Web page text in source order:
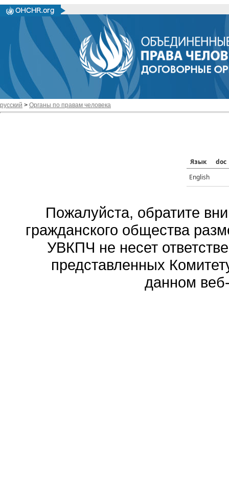
русский > Органы по правам человека
Язык
doc
English
Пожалуйста, обратите
гражданского общества
УВКПЧ не несет
представленных
данном